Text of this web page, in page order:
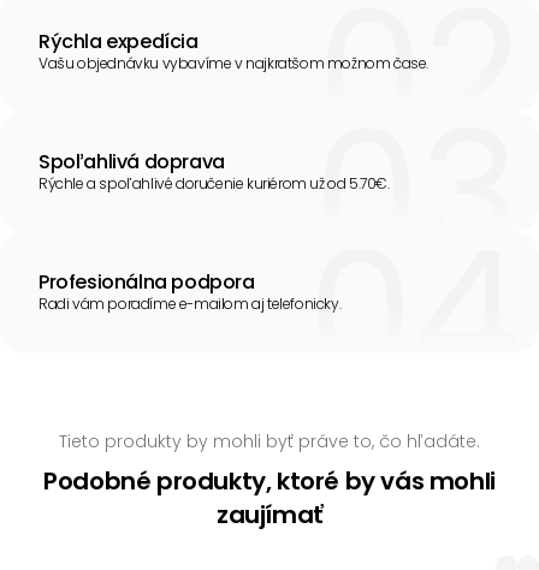
Rýchla expedícia
Vašu objednávku vybavíme v najkratšom možnom čase.
Spoľahlivá doprava
Rýchle a spoľahlivé doručenie kuriérom už od 5.70€.
Profesionálna podpora
Radi vám poradíme e-mailom aj telefonicky.
Tieto produkty by mohli byť práve to, čo hľadáte.
Podobné produkty, ktoré by vás mohli
zaujímať